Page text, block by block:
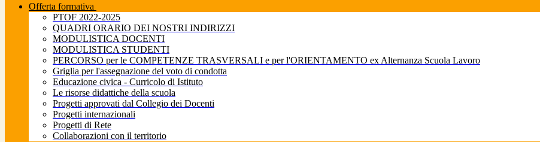
Offerta formativa
PTOF 2022-2025
QUADRI ORARIO DEI NOSTRI INDIRIZZI
MODULISTICA DOCENTI
MODULISTICA STUDENTI
PERCORSO per le COMPETENZE TRASVERSALI e per l'ORIENTAMENTO ex Alternanza Scuola Lavoro
Griglia per l'assegnazione del voto di condotta
Educazione civica - Curricolo di Istituto
Le risorse didattiche della scuola
Progetti approvati dal Collegio dei Docenti
Progetti internazionali
Progetti di Rete
Collaborazioni con il territorio